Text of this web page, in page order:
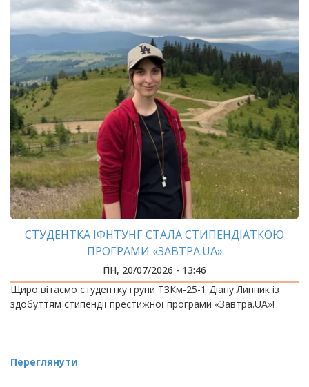
СТУДЕНТКА ІФНТУНГ СТАЛА СТИПЕНДІАТКОЮ
ПРОГРАМИ «ЗАВТРА.UA»
ПН, 20/07/2026 - 13:46
Щиро вітаємо студентку групи ТЗКм-25-1 Діану Линник із
здобуттям стипендії престижної програми «Завтра.UA»!
Переглянути